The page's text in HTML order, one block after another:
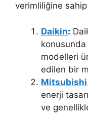
verimliliğine sahip
Daikin:
konusunda
modelleri
edilen bir
enerji
ve